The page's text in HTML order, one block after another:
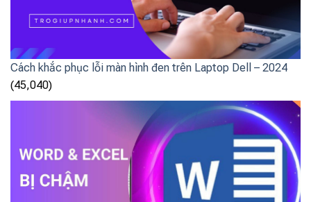
Cách khắc phục lỗi màn hình đen trên Laptop Dell – 2024
(45,040)